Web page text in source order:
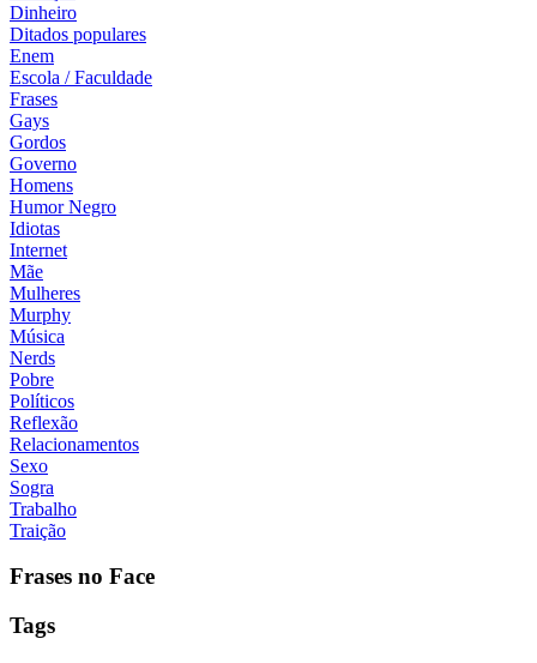
Dinheiro
Ditados populares
Enem
Escola / Faculdade
Frases
Gays
Gordos
Governo
Homens
Humor Negro
Idiotas
Internet
Mãe
Mulheres
Murphy
Música
Nerds
Pobre
Políticos
Reflexão
Relacionamentos
Sexo
Sogra
Trabalho
Traição
Frases no Face
Tags